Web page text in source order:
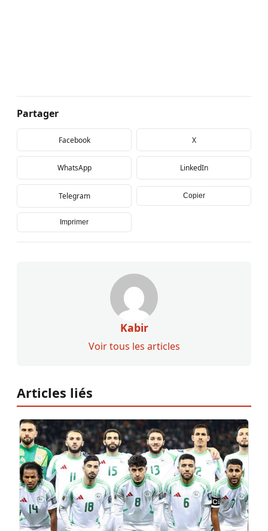
Partager
Facebook X
WhatsApp LinkedIn
Telegram Copier
Imprimer
Kabir
Voir tous les articles
Articles liés